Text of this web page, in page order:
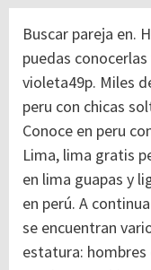
Buscar pareja en.
puedas
violeta49p. Miles
peru con chicas
Conoce en peru
Lima, lima gratis
en lima guapas y
en perú. A
se encuentran
estatura: